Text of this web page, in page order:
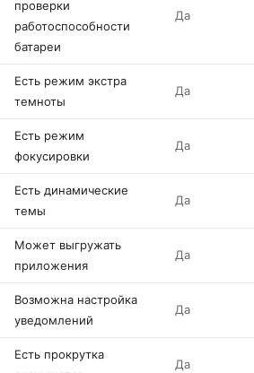
проверки
работоспособности
батареи
Да
Есть режим экстра
темноты
Да
Есть режим
фокусировки
Да
Есть динамические
темы
Да
Может выгружать
приложения
Да
Возможна настройка
уведомлений
Да
Есть прокрутка
Да